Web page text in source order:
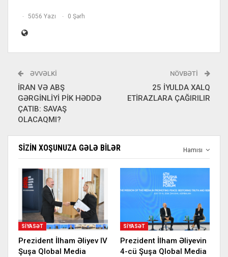
5056 Yazı 0 Şərh
ƏVVƏLKI
İRAN VƏ ABŞ
GƏRGİNLİYİ PİK HƏDDƏ
ÇATIB: SAVAŞ
OLACAQMI?
NÖVBƏTI
25 İYULDA XALQ
ETİRAZLARA ÇAĞIRILIR
Hamısı
SIZIN XOŞUNUZA GƏLƏ BILƏR
SIYASƏT
Prezident İlham Əliyev IV
Şuşa Qlobal Media
SIYASƏT
Prezident İlham Əliyevin
4-cü Şuşa Qlobal Media